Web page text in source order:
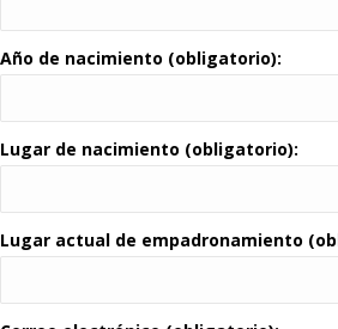
Año de nacimiento (obligatorio):
Lugar de nacimiento (obligatorio):
Lugar actual de empadronamiento